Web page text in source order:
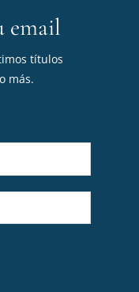
email
títulos
más.